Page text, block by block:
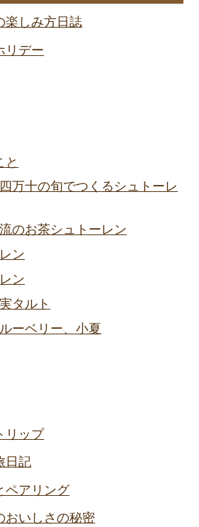
楽しみ方日誌
リデー
と
万十の旬でつくるシュトーレ
のお茶シュトーレン
ン
ン
タルト
ーベリー、小夏
リップ
日記
ペアリング
おいしさの秘密